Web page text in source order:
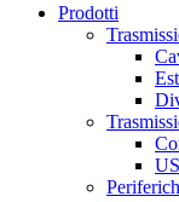
Prodotti